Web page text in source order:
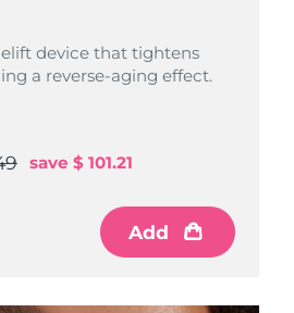
device that tightens
a reverse-aging effect.
save $ 101.21
Add
device that tightens
a reverse-aging effect.
save $ 95.41
Add